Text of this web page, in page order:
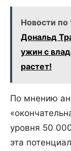
Новости по
Дональд
ужин с
растет!
По мнению
уровня 50
эта